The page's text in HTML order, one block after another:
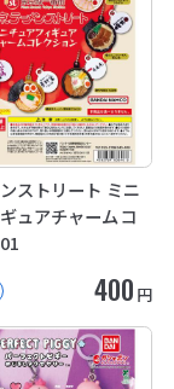
ストリート ミニ
ュアチャームコ
400 円